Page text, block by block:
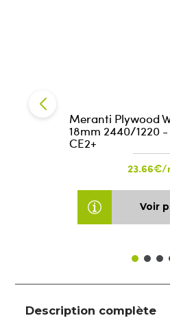
Meranti Plywood
18mm 2440/1220
CE2+
23.66€/
Voir
Description complète